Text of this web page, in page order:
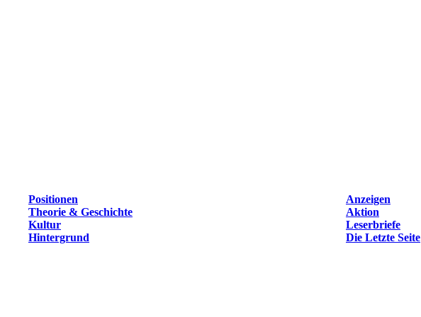
Positionen
Anzeigen
Theorie & Geschichte
Aktion
Kultur
Leserbriefe
Hintergrund Die Letzte Seite